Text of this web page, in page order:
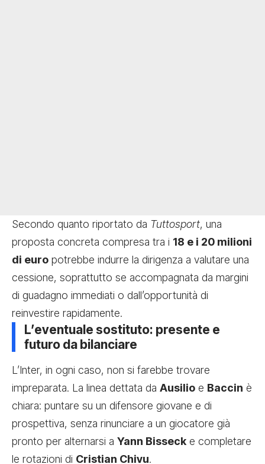
Secondo quanto riportato da Tuttosport, una
proposta concreta compresa tra i 18 e i 20 milioni
di euro potrebbe indurre la dirigenza a valutare una
cessione, soprattutto se accompagnata da margini
di guadagno immediati o dall’opportunità di
reinvestire rapidamente.
L’eventuale sostituto: presente e
futuro da bilanciare
L’Inter, in ogni caso, non si farebbe trovare
impreparata. La linea dettata da Ausilio e Baccin è
chiara: puntare su un difensore giovane e di
prospettiva, senza rinunciare a un giocatore già
pronto per alternarsi a Yann Bisseck e completare
le rotazioni di Cristian Chivu.